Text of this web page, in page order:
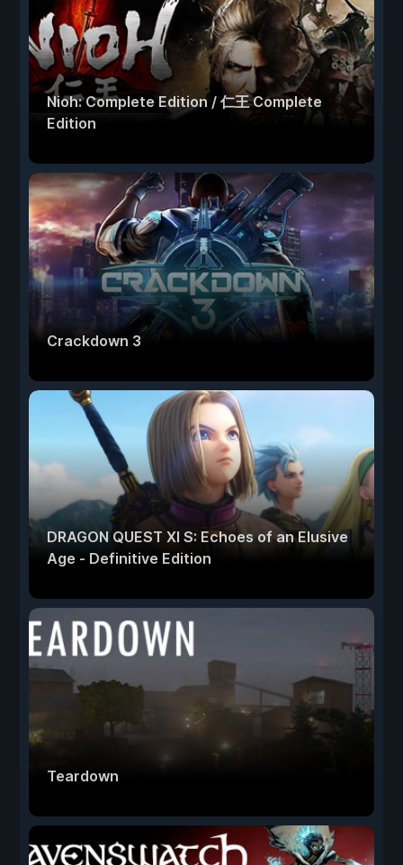
Nioh: Complete Edition / 仁王 Complete
Edition
Crackdown 3
DRAGON QUEST XI S: Echoes of an Elusive
Age - Definitive Edition
Teardown